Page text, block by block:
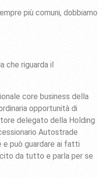
più comuni, dobbiamo
che riguarda il
core business della
opportunità di
delegato della Holding
Autostrade
e può guardare ai fatti
da tutto e parla per se